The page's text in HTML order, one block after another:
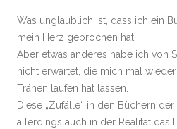
Was unglaublich ist, dass ich ein
mein Herz gebrochen hat.
Aber etwas anderes habe ich von
nicht erwartet, die mich mal
Tränen laufen hat lassen.
Diese „Zufälle“ in den Büchern
allerdings auch in der Realität das